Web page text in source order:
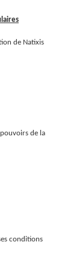
de Natixis
de la
conditions